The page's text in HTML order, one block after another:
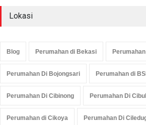
Lokasi
Blog Perumahan di Bekasi
Perumahan Di Bojongsari Perumahan di
Perumahan Di Cibinong Perumahan Di
Perumahan di Cikoya Perumahan Di